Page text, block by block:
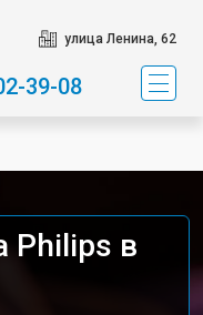
улица Ленина, 62
39-08
Philips в